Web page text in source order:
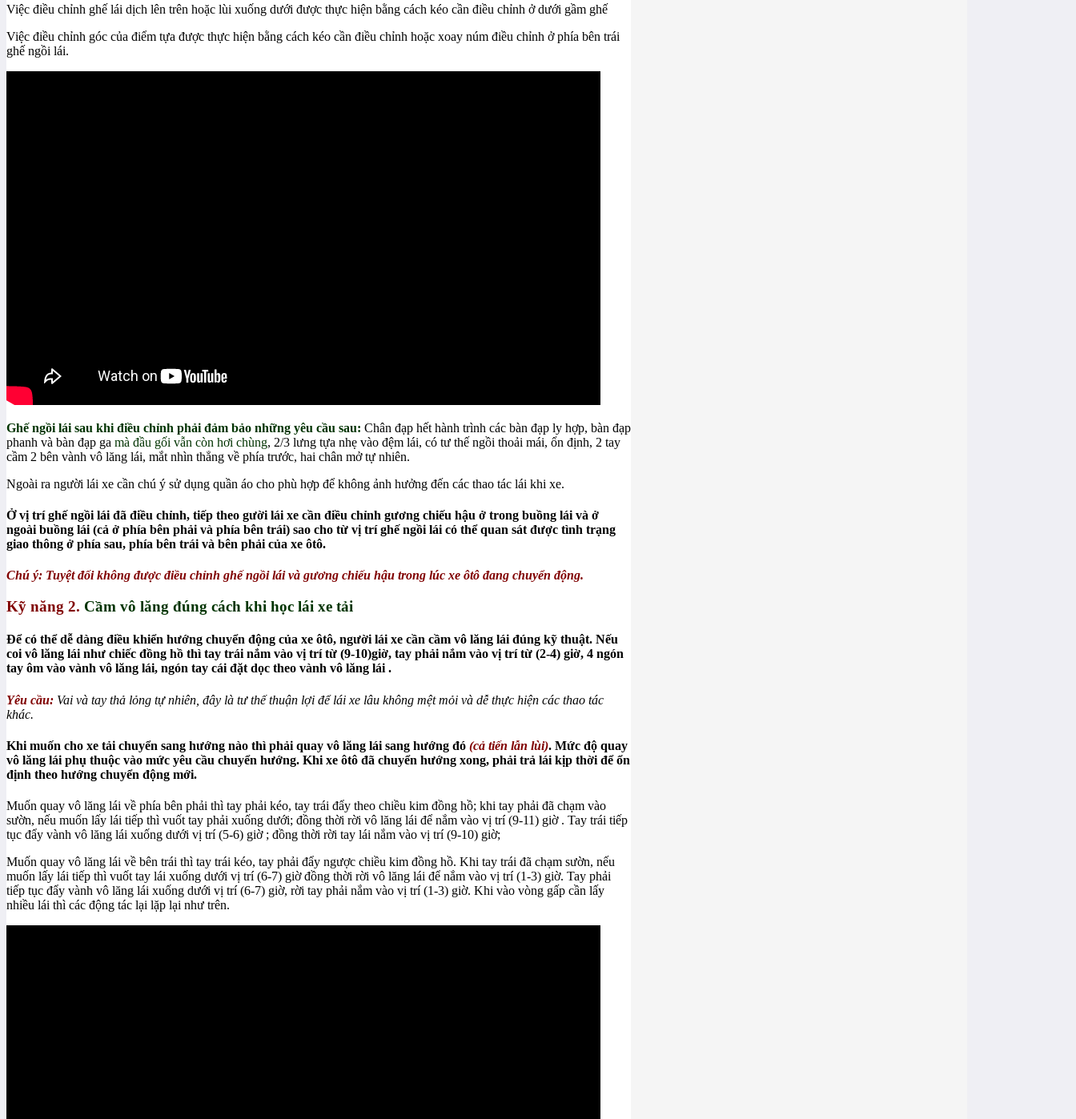
Việc điều chỉnh ghế lái dịch lên trên hoặc lùi xuống dưới được thực hiện bằng cách kéo cần điều chỉnh ở dưới gầm ghế
Việc điều chỉnh góc của điểm tựa được thực hiện bằng cách kéo cần điều chỉnh hoặc xoay núm điều chỉnh ở phía bên trái
ghế ngồi lái.
Ghế ngồi lái sau khi điều chỉnh phải đảm bảo những yêu cầu sau: Chân đạp hết hành trình các bàn đạp ly hợp, bàn đạp
phanh và bàn đạp ga mà đầu gối vẫn còn hơi chùng, 2/3 lưng tựa nhẹ vào đệm lái, có tư thế ngồi thoải mái, ổn định, 2 tay
cầm 2 bên vành vô lăng lái, mắt nhìn thẳng về phía trước, hai chân mở tự nhiên.
Ngoài ra người lái xe cần chú ý sử dụng quần áo cho phù hợp để không ảnh hưởng đến các thao tác lái khi xe.
Ở vị trí ghế ngồi lái đã điều chỉnh, tiếp theo gười lái xe cần điều chỉnh gương chiếu hậu ở trong buồng lái và ở
ngoài buồng lái (cả ở phía bên phải và phía bên trái) sao cho từ vị trí ghế ngồi lái có thể quan sát được tình trạng
giao thông ở phía sau, phía bên trái và bên phải của xe ôtô.
Chú ý: Tuyệt đối không được điều chỉnh ghế ngồi lái và gương chiếu hậu trong lúc xe ôtô đang chuyển động.
Kỹ năng 2. Cầm vô lăng đúng cách khi học lái xe tải
Để có thể dễ dàng điều khiển hướng chuyển động của xe ôtô, người lái xe cần cầm vô lăng lái đúng kỹ thuật. Nếu
coi vô lăng lái như chiếc đồng hồ thì tay trái nắm vào vị trí từ (9-10)giờ, tay phải nắm vào vị trí từ (2-4) giờ, 4 ngón
tay ôm vào vành vô lăng lái, ngón tay cái đặt dọc theo vành vô lăng lái .
Yêu cầu: Vai và tay thả lỏng tự nhiên, đây là tư thế thuận lợi để lái xe lâu không mệt mỏi và dễ thực hiện các thao tác
khác.
Khi muốn cho xe tải chuyển sang hướng nào thì phải quay vô lăng lái sang hướng đó (cả tiến lẫn lùi). Mức độ quay
vô lăng lái phụ thuộc vào mức yêu cầu chuyển hướng. Khi xe ôtô đã chuyển hướng xong, phải trả lái kịp thời để ổn
định theo hướng chuyển động mới.
Muốn quay vô lăng lái về phía bên phải thì tay phải kéo, tay trái đẩy theo chiều kim đồng hồ; khi tay phải đã chạm vào
sườn, nếu muốn lấy lái tiếp thì vuốt tay phải xuống dưới; đồng thời rời vô lăng lái để nắm vào vị trí (9-11) giờ . Tay trái tiếp
tục đẩy vành vô lăng lái xuống dưới vị trí (5-6) giờ ; đồng thời rời tay lái nắm vào vị trí (9-10) giờ;
Muốn quay vô lăng lái về bên trái thì tay trái kéo, tay phải đẩy ngược chiều kim đồng hồ. Khi tay trái đã chạm sườn, nếu
muốn lấy lái tiếp thì vuốt tay lái xuống dưới vị trí (6-7) giờ đồng thời rời vô lăng lái để nắm vào vị trí (1-3) giờ. Tay phải
tiếp tục đẩy vành vô lăng lái xuống dưới vị trí (6-7) giờ, rời tay phải nắm vào vị trí (1-3) giờ. Khi vào vòng gấp cần lấy
nhiều lái thì các động tác lại lặp lại như trên.